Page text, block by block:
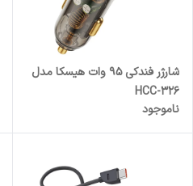
شارژر فندکی 95 وات هیسکا مدل
HCC-326
ناموجود